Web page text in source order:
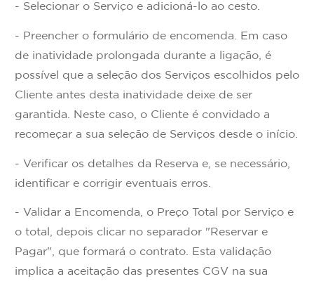
- Selecionar o Serviço e adicioná-lo ao cesto.
- Preencher o formulário de encomenda. Em caso
de inatividade prolongada durante a ligação, é
possível que a seleção dos Serviços escolhidos pelo
Cliente antes desta inatividade deixe de ser
garantida. Neste caso, o Cliente é convidado a
recomeçar a sua seleção de Serviços desde o início.
- Verificar os detalhes da Reserva e, se necessário,
identificar e corrigir eventuais erros.
- Validar a Encomenda, o Preço Total por Serviço e
o total, depois clicar no separador "Reservar e
Pagar", que formará o contrato. Esta validação
implica a aceitação das presentes CGV na sua